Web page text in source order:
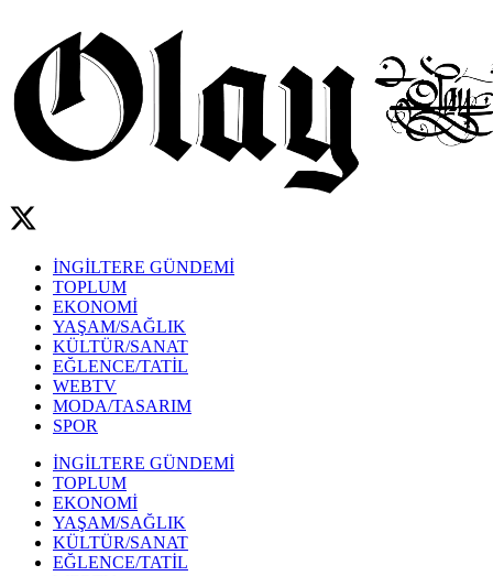
İNGİLTERE GÜNDEMİ
TOPLUM
EKONOMİ
YAŞAM/SAĞLIK
KÜLTÜR/SANAT
EĞLENCE/TATİL
WEBTV
MODA/TASARIM
SPOR
İNGİLTERE GÜNDEMİ
TOPLUM
EKONOMİ
YAŞAM/SAĞLIK
KÜLTÜR/SANAT
EĞLENCE/TATİL